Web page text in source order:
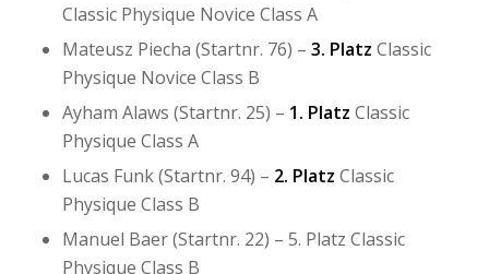
Classic Physique Novice Class A
Mateusz Piecha (Startnr. 76) – 3. Platz Classic
Physique Novice Class B
Ayham Alaws (Startnr. 25) – 1. Platz Classic
Physique Class A
Lucas Funk (Startnr. 94) – 2. Platz Classic
Physique Class B
Manuel Baer (Startnr. 22) – 5. Platz Classic
Physique Class B